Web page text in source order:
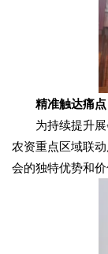
精准触达痛点
为持续提升展
农资重点区域联
会的独特优势和价